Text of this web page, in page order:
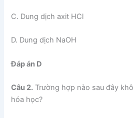
C. Dung dịch axit HCl
D. Dung dịch NaOH
Đáp án D
Câu 2. Trường hợp nào sau đây
hóa học?